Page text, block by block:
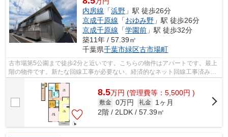
内房線 「浜野 」駅 徒歩26分
京成千原線 「おゆみ野 」駅 徒歩26分
京成千原線 「学園前 」駅 徒歩32分
築11年 / 57.39㎡
千葉県千葉市緑区古市場町
古市場第5公園まで徒歩2分と近いです。こちらの物件はアパートです。最上
階の物件です。新たな回線工事が必要ない、経済的なネット回線工事済み物
件です。株式会社ネイティブ・トラス...
8.5万円 (管理費等：5,500円 )
敷金 0万円 礼金
1ヶ月
2階 / 2LDK / 57.39㎡